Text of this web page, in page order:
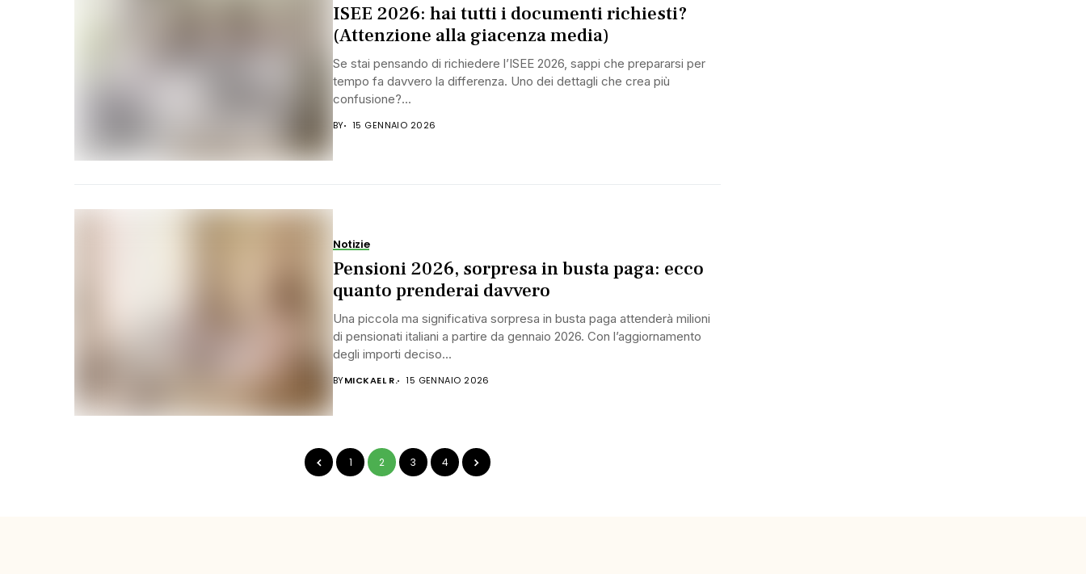
ISEE 2026: hai tutti i documenti richiesti?
(Attenzione alla giacenza media)
Se stai pensando di richiedere l’ISEE 2026, sappi che prepararsi per
tempo fa davvero la differenza. Uno dei dettagli che crea più
confusione?...
BY 15 GENNAIO 2026
Notizie
Pensioni 2026, sorpresa in busta paga: ecco
quanto prenderai davvero
Una piccola ma significativa sorpresa in busta paga attenderà milioni
di pensionati italiani a partire da gennaio 2026. Con l’aggiornamento
degli importi deciso...
BYMICKAEL R. 15 GENNAIO 2026
1 2 3 4